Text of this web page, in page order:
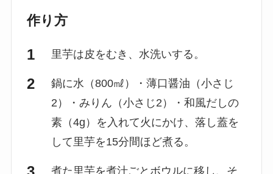
作り方
里芋は皮をむき、水洗いする。
鍋に水（800㎖）・薄口醤油（小さじ
2）・みりん（小さじ2）・和風だしの
素（4g）を入れて火にかけ、落し蓋を
して里芋を15分間ほど煮る。
煮た里芋を煮汁ごとボウルに移し、そ